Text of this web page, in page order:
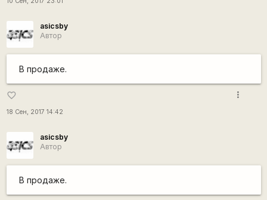
asicsby
Автор
В продаже.
favorite_border
18 Сен, 2017 14:42
more_vert
asicsby
Автор
В продаже.